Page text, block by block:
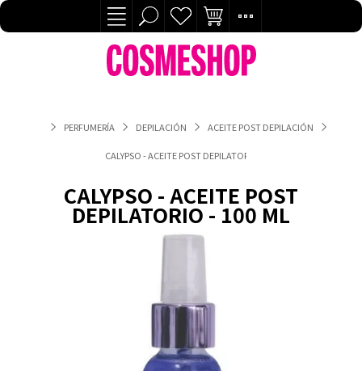
PERFUMERÍA DEPILACIÓN ACEITE POST DEPILACIÓN
CALYPSO - ACEITE POST DEPILATORIO - 100 ML
CALYPSO - ACEITE POST
DEPILATORIO - 100 ML